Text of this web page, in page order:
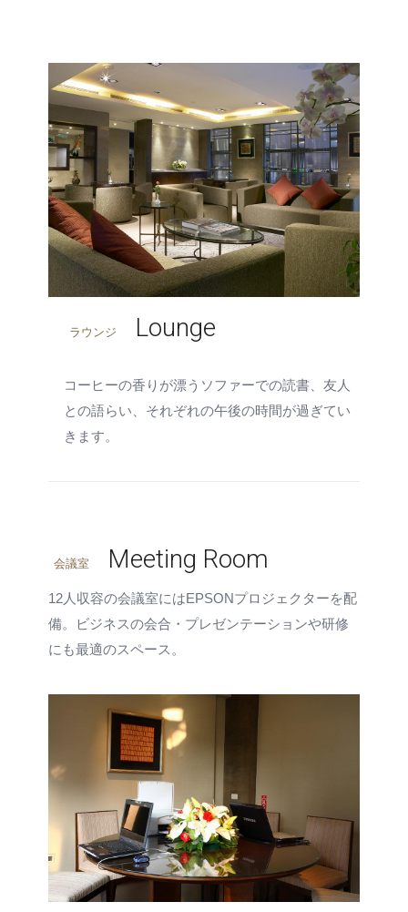
ラウンジ Lounge
コーヒーの香りが漂うソファーでの読書、友人
との語らい、それぞれの午後の時間が過ぎてい
きます。
会議室 Meeting Room
12人収容の会議室にはEPSONプロジェクターを配
備。ビジネスの会合・プレゼンテーションや研修
にも最適のスペース。